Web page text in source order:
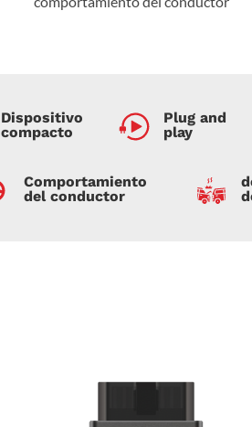
Dispositivo
compacto
Plug and
play
Comportamiento
del conductor